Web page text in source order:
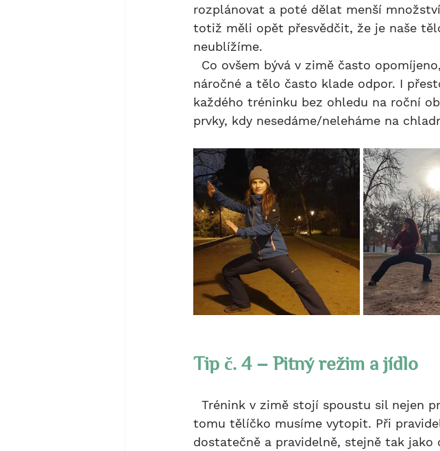
rozplánovat a poté dělat menší
totiž měli opět přesvědčit, že je naše
neublížíme.
náročné a tělo často klade odpor. I
každého tréninku bez ohledu na roční
prvky, kdy nesedáme/neleháme na
Tip č. 4 – Pitný režim a jídlo
tomu tělíčko musíme vytopit. Při
dostatečně a pravidelně, stejně tak